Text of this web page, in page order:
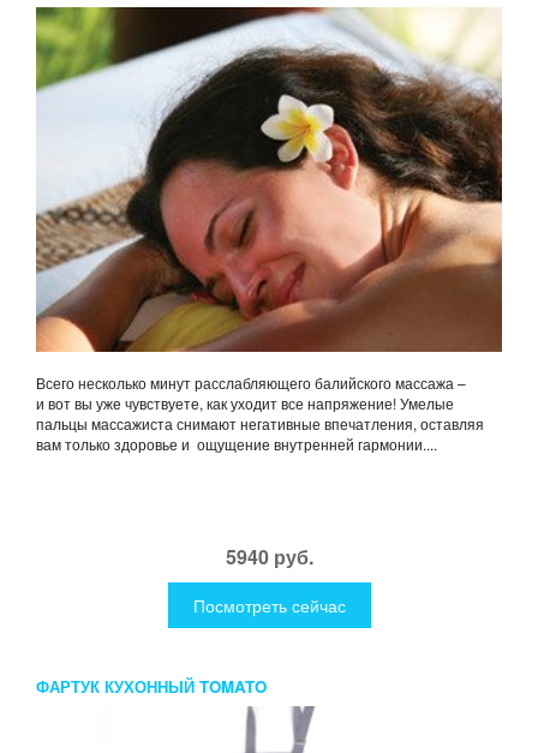
Всего несколько минут расслабляющего балийского массажа –
и вот вы уже чувствуете, как уходит все напряжение! Умелые
пальцы массажиста снимают негативные впечатления, оставляя
вам только здоровье и ощущение внутренней гармонии....
5940 руб.
Посмотреть сейчас
ФАРТУК КУХОННЫЙ TOMATO